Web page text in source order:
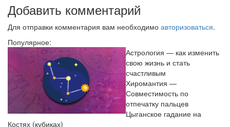
Добавить комментарий
Для отправки комментария вам необходимо авторизоваться.
Популярное:
Астрология — как изменить
свою жизнь и стать
счастливым
Хиромантия —
Совместимость по
отпечатку пальцев
Цыганское гадание на
Костях (кубиках)